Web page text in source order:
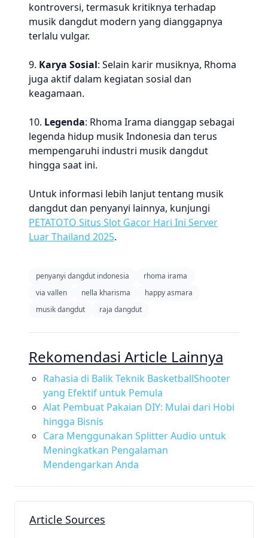
kontroversi, termasuk kritiknya terhadap
musik dangdut modern yang dianggapnya
terlalu vulgar.
9. Karya Sosial: Selain karir musiknya, Rhoma
juga aktif dalam kegiatan sosial dan
keagamaan.
10. Legenda: Rhoma Irama dianggap sebagai
legenda hidup musik Indonesia dan terus
mempengaruhi industri musik dangdut
hingga saat ini.
Untuk informasi lebih lanjut tentang musik
dangdut dan penyanyi lainnya, kunjungi
PETATOTO Situs Slot Gacor Hari Ini Server
Luar Thailand 2025.
penyanyi dangdut indonesia
rhoma irama
via vallen
nella kharisma
happy asmara
musik dangdut
raja dangdut
Rekomendasi Article Lainnya
Rahasia di Balik Teknik BasketballShooter
yang Efektif untuk Pemula
Alat Pembuat Pakaian DIY: Mulai dari Hobi
hingga Bisnis
Cara Menggunakan Splitter Audio untuk
Meningkatkan Pengalaman
Mendengarkan Anda
Article Sources